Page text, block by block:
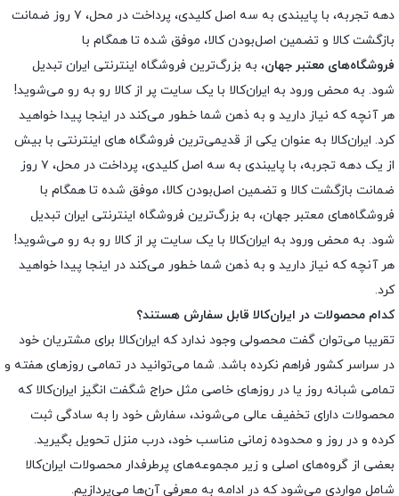
دهه تجربه، با پایبندی به سه اصل کلیدی، پرداخت در محل، ۷ روز ضمانت
بازگشت کالا و تضمین اصل‌بودن کالا، موفق شده تا همگام با
فروشگاه‌های معتبر جهان، به بزرگ‌ترین فروشگاه اینترنتی ایران تبدیل
شود. به محض ورود به ایران‌کالا با یک سایت پر از کالا رو به رو می‌شوید!
هر آنچه که نیاز دارید و به ذهن شما خطور می‌کند در اینجا پیدا خواهید
کرد. ایران‌کالا به عنوان یکی از قدیمی‌ترین فروشگاه های اینترنتی با بیش
از یک دهه تجربه، با پایبندی به سه اصل کلیدی، پرداخت در محل، ۷ روز
ضمانت بازگشت کالا و تضمین اصل‌بودن کالا، موفق شده تا همگام با
فروشگاه‌های معتبر جهان، به بزرگ‌ترین فروشگاه اینترنتی ایران تبدیل
شود. به محض ورود به ایران‌کالا با یک سایت پر از کالا رو به رو می‌شوید!
هر آنچه که نیاز دارید و به ذهن شما خطور می‌کند در اینجا پیدا خواهید
کرد.
کدام محصولات در ایران‌کالا قابل سفارش هستند؟
تقریبا می‌توان گفت محصولی وجود ندارد که ایران‌کالا برای مشتریان خود
در سراسر کشور فراهم نکرده باشد. شما می‌توانید در تمامی روزهای هفته و
تمامی شبانه روز یا در روزهای خاصی مثل حراج شگفت انگیز ایران‌کالا که
محصولات دارای تخفیف عالی می‌شوند، سفارش خود را به سادگی ثبت
کرده و در روز و محدوده زمانی مناسب خود، درب منزل تحویل بگیرید.
بعضی از گروه‌های اصلی و زیر مجموعه‌های پرطرفدار محصولات ایران‌کالا
شامل مواردی می‌شود که در ادامه به معرفی آن‌ها می‌پردازیم.